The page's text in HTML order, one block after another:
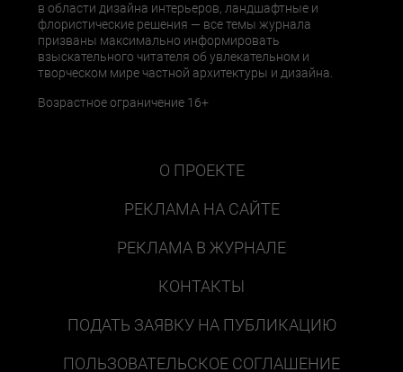
в области дизайна интерьеров, ландшафтные и
флористические решения — все темы журнала
призваны максимально информировать
взыскательного читателя об увлекательном и
творческом мире частной архитектуры и дизайна.
Возрастное ограничение 16+
О ПРОЕКТЕ
РЕКЛАМА НА САЙТЕ
РЕКЛАМА В ЖУРНАЛЕ
КОНТАКТЫ
ПОДАТЬ ЗАЯВКУ НА ПУБЛИКАЦИЮ
ПОЛЬЗОВАТЕЛЬСКОЕ СОГЛАШЕНИЕ